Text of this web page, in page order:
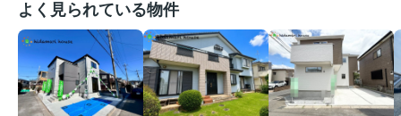
よく見られている物件